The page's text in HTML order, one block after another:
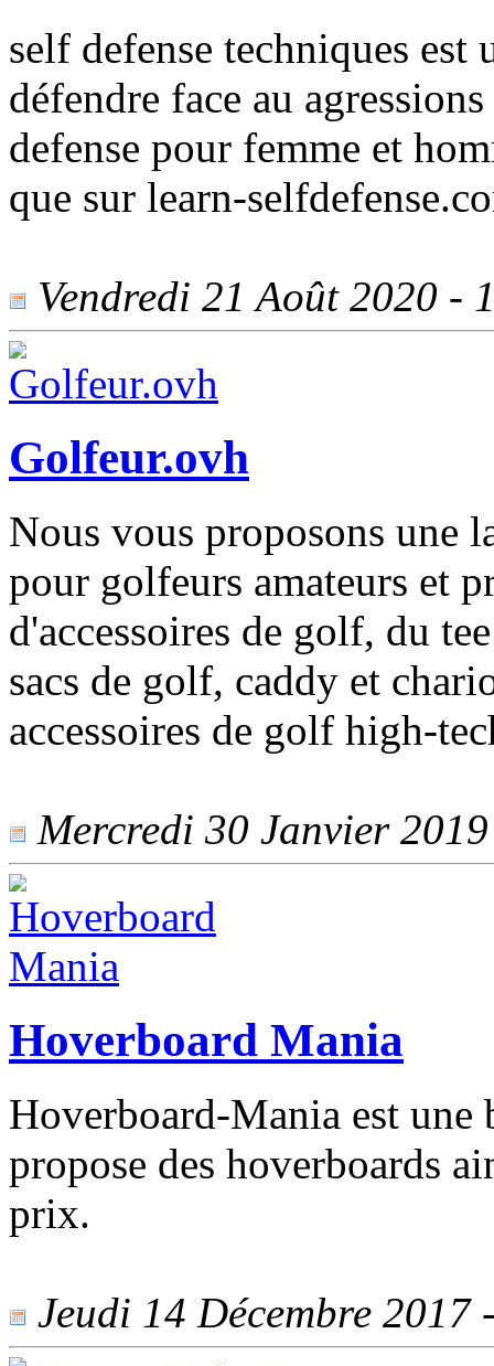
self defense techniques est
défendre face au
defense pour femme et
que sur learn-
Vendredi 21 Août 2020 -
Golfeur.ovh
Nous vous proposons une
pour golfeurs amateurs et
d'accessoires de golf, du
sacs de golf, caddy et
accessoires de golf high-
Mercredi 30 Janvier
Hoverboard Mania
Hoverboard-Mania est
propose des hoverboards
prix.
Jeudi 14 Décembre 2017